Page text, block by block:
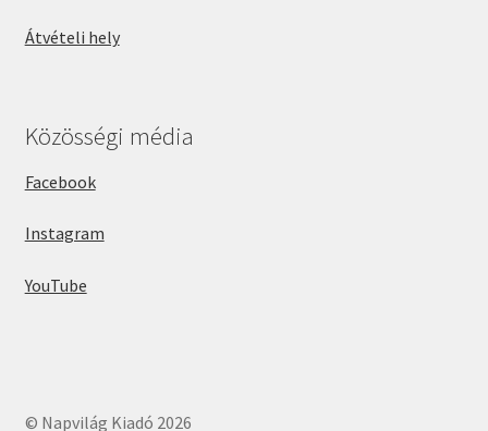
Átvételi hely
Közösségi média
Facebook
Instagram
YouTube
© Napvilág Kiadó 2026